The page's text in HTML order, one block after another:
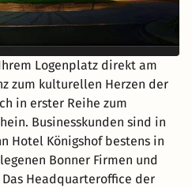
Logenplatz direkt am
zum kulturellen Herzen der
in erster Reihe zum
Businesskunden sind in
Hotel Königshof bestens in
Bonner Firmen und
Headquarteroffice der